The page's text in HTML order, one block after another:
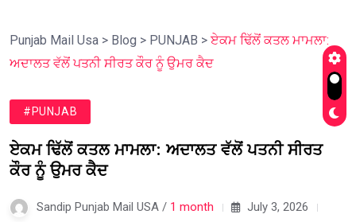
Punjab Mail Usa > Blog > PUNJAB >ਏਕਮ ਢਿੱਲੋਂ ਕਤਲ ਮਾਮਲਾ:
ਅਦਾਲਤ ਵੱਲੋਂ ਪਤਨੀ ਸੀਰਤ ਕੌਰ ਨੂੰ ਉਮਰ ਕੈਦ
#PUNJAB
ਏਕਮ ਢਿੱਲੋਂ ਕਤਲ ਮਾਮਲਾ: ਅਦਾਲਤ ਵੱਲੋਂ ਪਤਨੀ ਸੀਰਤ
ਕੌਰ ਨੂੰ ਉਮਰ ਕੈਦ
Sandip Punjab Mail USA / 1 month
July 3, 2026